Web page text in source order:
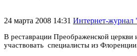
24 марта 2008 14:31 Интернет-
В реставрации Преображенской церкви
участвовать специалисты из